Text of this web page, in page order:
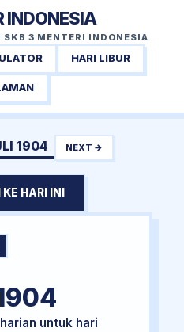
INDONESIA
SKB 3 MENTERI INDONESIA
HARI LIBUR
1904 NEXT →
HARI INI
untuk hari